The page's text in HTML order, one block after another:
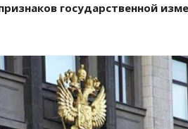
государственной